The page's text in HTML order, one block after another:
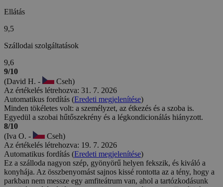
Ellátás
9,5
Szállodai szolgáltatások
9,6
9/10
(David H. -
Cseh)
Az értékelés létrehozva: 31. 7. 2026
Automatikus fordítás (Eredeti megjelenítése)
Minden tökéletes volt: a személyzet, az étkezés és a szoba is.
Egyedül a szobai hűtőszekrény és a légkondicionálás hiányzott.
8/10
(Iva O. -
Cseh)
Az értékelés létrehozva: 19. 7. 2026
Automatikus fordítás (Eredeti megjelenítése)
Ez a szálloda nagyon szép, gyönyörű helyen fekszik, és kiváló a
konyhája. Az összbenyomást sajnos kissé rontotta az a tény, hogy a
parkban nem messze egy amfiteátrum van, ahol a tartózkodásunk